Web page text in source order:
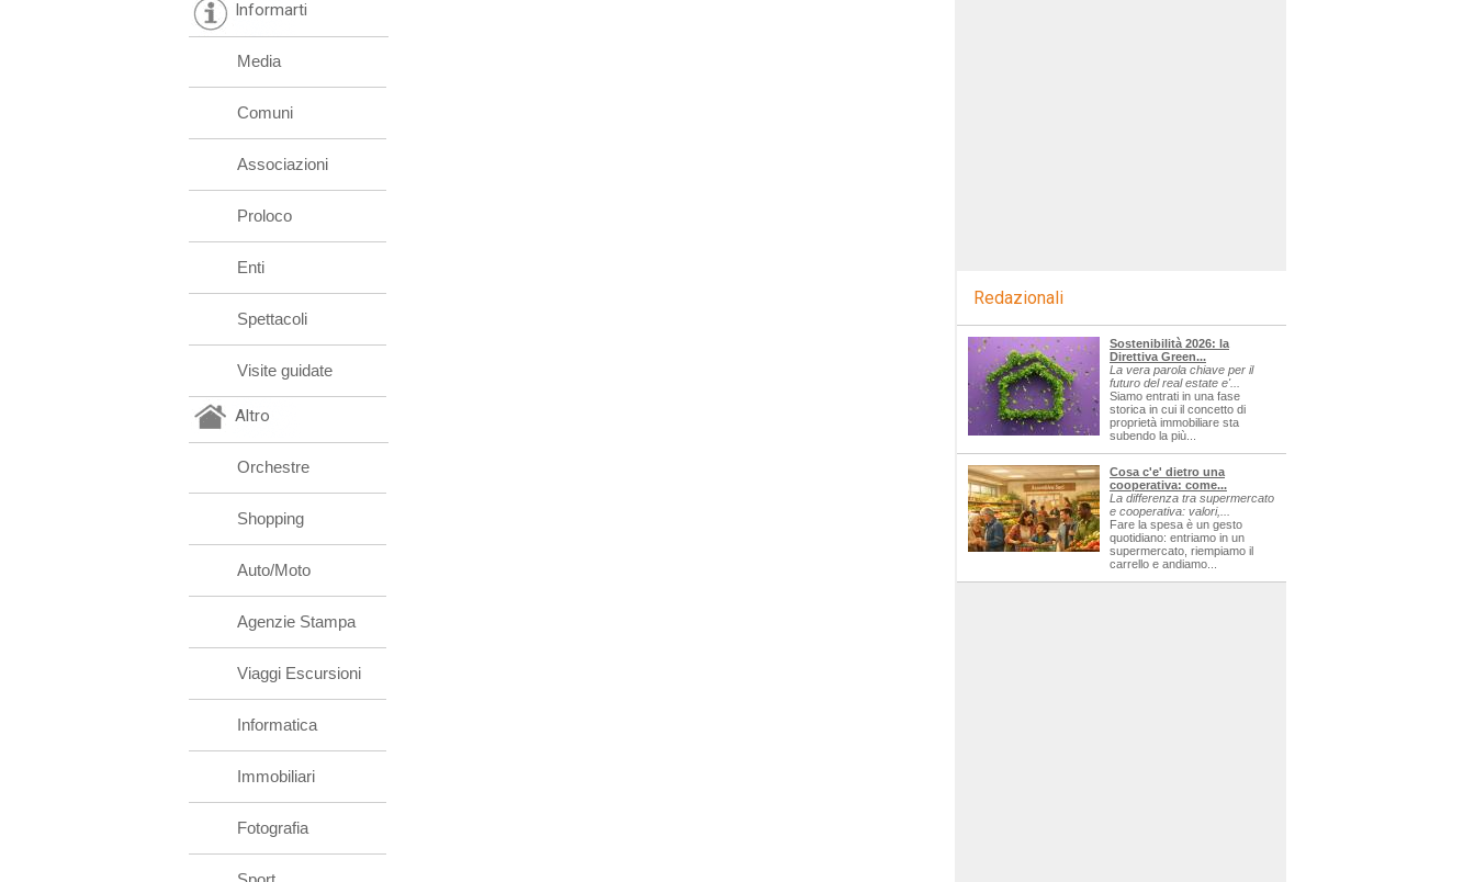
Informarti
Media
Comuni
Associazioni
Proloco
Enti
Spettacoli
Visite guidate
Altro
Orchestre
Shopping
Auto/Moto
Agenzie Stampa
Viaggi Escursioni
Informatica
Immobiliari
Fotografia
Redazionali
Sostenibilità 2026: la
Direttiva Green...
La vera parola chiave per il
futuro del real estate e'...
Siamo entrati in una fase
storica in cui il concetto di
proprietà immobiliare sta
subendo la più...
Cosa c'e' dietro una
cooperativa: come...
La differenza tra supermercato
e cooperativa: valori,...
Fare la spesa è un gesto
quotidiano: entriamo in un
supermercato, riempiamo il
carrello e andiamo...